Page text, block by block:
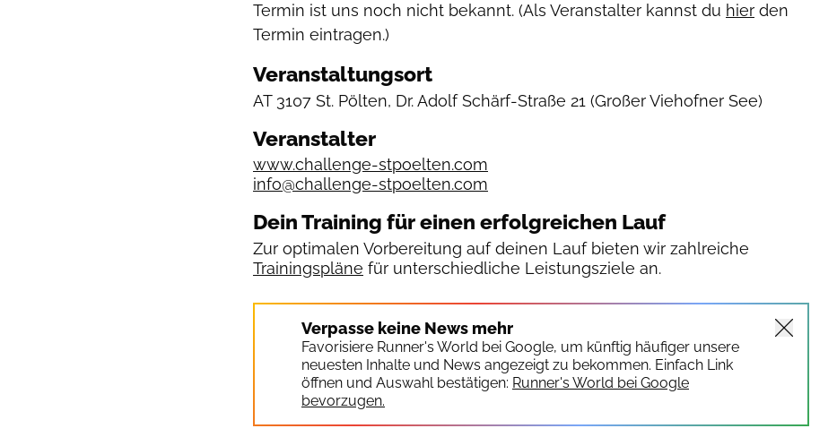
Termin ist uns noch nicht bekannt. (Als Veranstalter kannst du hier den
Termin eintragen.)
Veranstaltungsort
AT 3107 St. Pölten, Dr. Adolf Schärf-Straße 21 (Großer Viehofner See)
Veranstalter
www.challenge-stpoelten.com
info@challenge-stpoelten.com
Dein Training für einen erfolgreichen Lauf
Zur optimalen Vorbereitung auf deinen Lauf bieten wir zahlreiche
Trainingspläne für unterschiedliche Leistungsziele an.
Verpasse keine News mehr
Favorisiere Runner's World bei Google, um künftig häufiger unsere
neuesten Inhalte und News angezeigt zu bekommen. Einfach Link
öffnen und Auswahl bestätigen: Runner's World bei Google
bevorzugen.